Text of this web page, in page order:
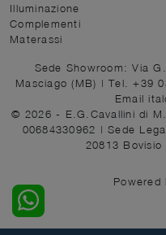
Illuminazione
Complementi
Materassi
Sede Showroom: Via
Masciago (MB) | Tel. +39
Email
© 2026 - E.G.Cavallini di
00684330962 | Sede
20813 Bovisio
Powered